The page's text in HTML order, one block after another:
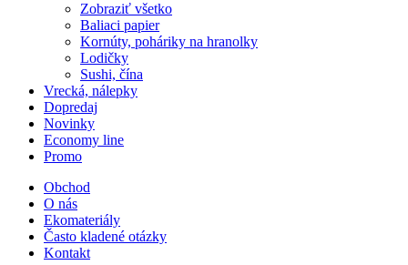
Zobraziť všetko
Baliaci papier
Kornúty, poháriky na hranolky
Lodičky
Sushi, čína
Vrecká, nálepky
Dopredaj
Novinky
Economy line
Promo
Obchod
O nás
Ekomateriály
Často kladené otázky
Kontakt